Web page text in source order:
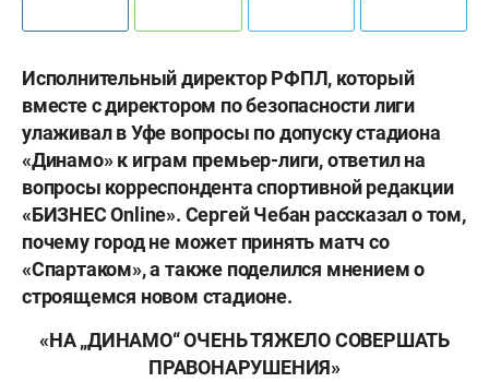
Исполнительный директор РФПЛ, который
вместе с директором по безопасности лиги
улаживал в Уфе вопросы по допуску стадиона
«Динамо» к играм премьер-лиги, ответил на
вопросы корреспондента спортивной редакции
«БИЗНЕС Online». Сергей Чебан рассказал о том,
почему город не может принять матч со
«Спартаком», а также поделился мнением о
строящемся новом стадионе.
«НА „ДИНАМО“ ОЧЕНЬ ТЯЖЕЛО СОВЕРШАТЬ
ПРАВОНАРУШЕНИЯ»